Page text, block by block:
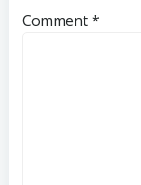
Comment*